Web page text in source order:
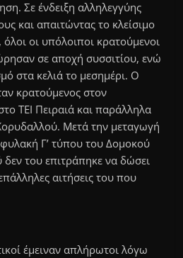
Σε ένδειξη αλληλεγγύης
και απαιτώντας το κλείσιμο
οι υπόλοιποι κρατούμενοι
σε αποχή συσσιτίου, ενώ
στα κελιά το μεσημέρι. Ο
κρατούμενος στον
ΤΕΙ Πειραιά και παράλληλα
Μετά την μεταγωγή
φυλακή Γ’ τύπου του Δομοκού
του επιτράπηκε να δώσει
αιτήσεις του που
έμειναν απλήρωτοι λόγω